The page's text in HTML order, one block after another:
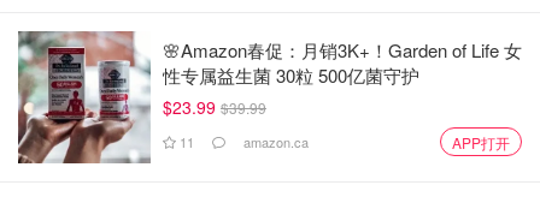
🌸Amazon春促：月销3K+！Garden of Life 女
性专属益生菌 30粒 500亿菌守护
$23.99 $39.99
11 amazon.ca APP打开